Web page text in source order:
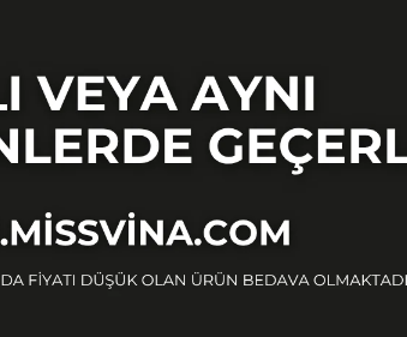
ÜRÜNLER
Ücretsiz
Kargo